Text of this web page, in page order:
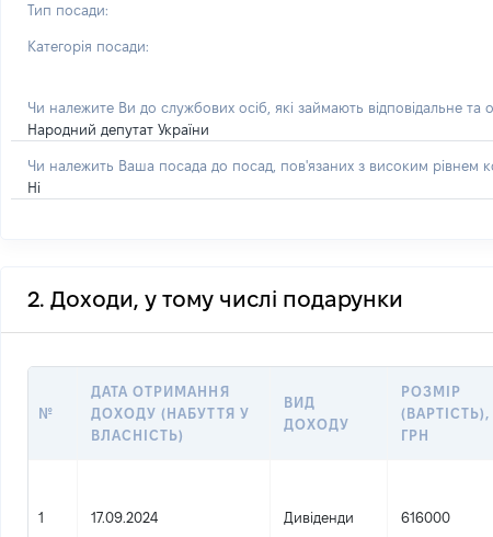
Тип посади:
Категорія посади:
Чи належите Ви до службових осіб, які займають відповідальне та
Народний депутат України
Чи належить Ваша посада до посад, пов'язаних з високим рівнем
Ні
2. Доходи, у тому числі подарунки
№
ДАТА ОТРИМАННЯ
ДОХОДУ (НАБУТТЯ У
ВЛАСНІСТЬ)
ВИД
ДОХОДУ
РОЗМІР
(ВАРТІСТЬ),
ГРН
1 17.09.2024 Дивіденди 616000